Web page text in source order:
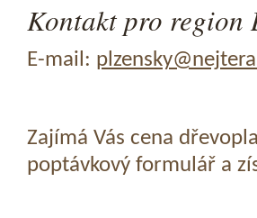
Kontakt pro region
E-mail:
Zajímá Vás cena
poptávkový formulář a